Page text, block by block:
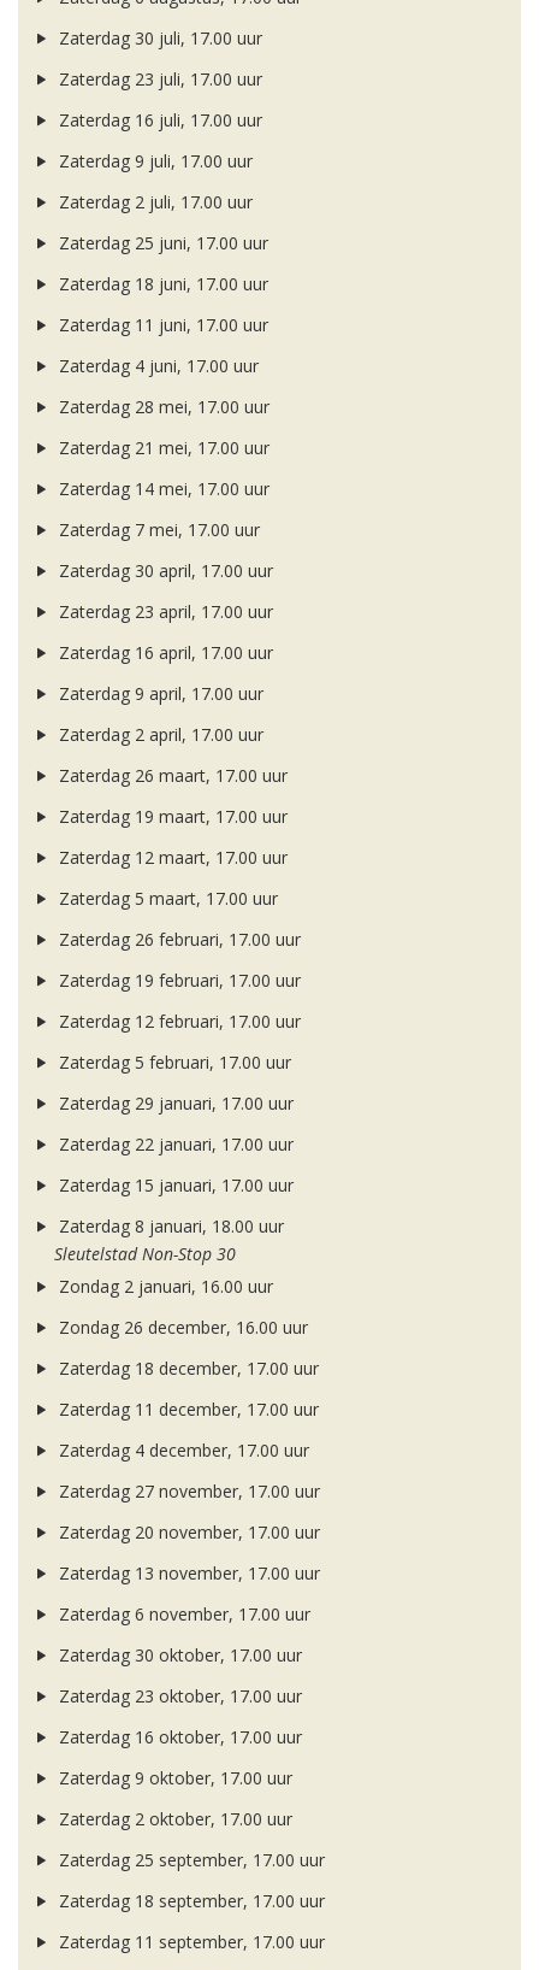
Zaterdag 30 juli, 17.00 uur
Zaterdag 23 juli, 17.00 uur
Zaterdag 16 juli, 17.00 uur
Zaterdag 9 juli, 17.00 uur
Zaterdag 2 juli, 17.00 uur
Zaterdag 25 juni, 17.00 uur
Zaterdag 18 juni, 17.00 uur
Zaterdag 11 juni, 17.00 uur
Zaterdag 4 juni, 17.00 uur
Zaterdag 28 mei, 17.00 uur
Zaterdag 21 mei, 17.00 uur
Zaterdag 14 mei, 17.00 uur
Zaterdag 7 mei, 17.00 uur
Zaterdag 30 april, 17.00 uur
Zaterdag 23 april, 17.00 uur
Zaterdag 16 april, 17.00 uur
Zaterdag 9 april, 17.00 uur
Zaterdag 2 april, 17.00 uur
Zaterdag 26 maart, 17.00 uur
Zaterdag 19 maart, 17.00 uur
Zaterdag 12 maart, 17.00 uur
Zaterdag 5 maart, 17.00 uur
Zaterdag 26 februari, 17.00 uur
Zaterdag 19 februari, 17.00 uur
Zaterdag 12 februari, 17.00 uur
Zaterdag 5 februari, 17.00 uur
Zaterdag 29 januari, 17.00 uur
Zaterdag 22 januari, 17.00 uur
Zaterdag 15 januari, 17.00 uur
Zaterdag 8 januari, 18.00 uur
Sleutelstad Non-Stop 30
Zondag 2 januari, 16.00 uur
Zondag 26 december, 16.00 uur
Zaterdag 18 december, 17.00 uur
Zaterdag 11 december, 17.00 uur
Zaterdag 4 december, 17.00 uur
Zaterdag 27 november, 17.00 uur
Zaterdag 20 november, 17.00 uur
Zaterdag 13 november, 17.00 uur
Zaterdag 6 november, 17.00 uur
Zaterdag 30 oktober, 17.00 uur
Zaterdag 23 oktober, 17.00 uur
Zaterdag 16 oktober, 17.00 uur
Zaterdag 9 oktober, 17.00 uur
Zaterdag 2 oktober, 17.00 uur
Zaterdag 25 september, 17.00 uur
Zaterdag 18 september, 17.00 uur
Zaterdag 11 september, 17.00 uur